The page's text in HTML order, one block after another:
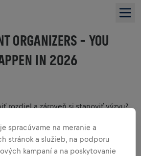
ORGANIZERS – YOU
IN 2026
rozdiel a zároveň si stanoviť výzvu?
bežeckom podujatí, ktoré
výskum miechy.
nás približuje k nájdeniu lieku na
spracúvame na meranie a
stránok a služieb, na podporu
kampaní a na poskytovanie